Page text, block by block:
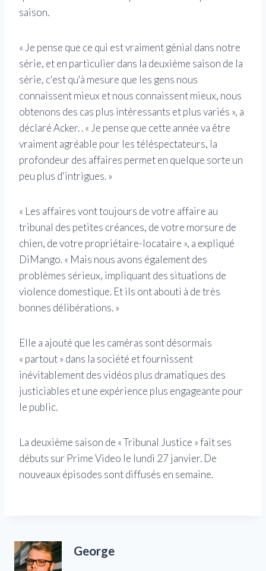
saison.
« Je pense que ce qui est vraiment génial dans notre
série, et en particulier dans la deuxième saison de la
série, c'est qu'à mesure que les gens nous
connaissent mieux et nous connaissent mieux, nous
obtenons des cas plus intéressants et plus variés », a
déclaré Acker. . « Je pense que cette année va être
vraiment agréable pour les téléspectateurs, la
profondeur des affaires permet en quelque sorte un
peu plus d'intrigues. »
« Les affaires vont toujours de votre affaire au
tribunal des petites créances, de votre morsure de
chien, de votre propriétaire-locataire », a expliqué
DiMango. « Mais nous avons également des
problèmes sérieux, impliquant des situations de
violence domestique. Et ils ont abouti à de très
bonnes délibérations. »
Elle a ajouté que les caméras sont désormais
« partout » dans la société et fournissent
inévitablement des vidéos plus dramatiques des
justiciables et une expérience plus engageante pour
le public.
La deuxième saison de « Tribunal Justice » fait ses
débuts sur Prime Video le lundi 27 janvier. De
nouveaux épisodes sont diffusés en semaine.
George